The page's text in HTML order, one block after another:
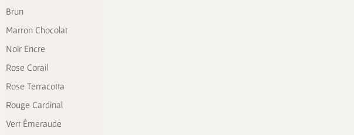
Brun
Marron Chocolat
Noir Encre
Rose Corail
Rose Terracotta
Rouge Cardinal
Vert Émeraude